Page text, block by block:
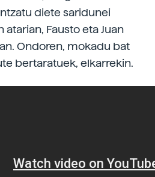
diete saridunei
atarian, Fausto eta Juan
Ondoren, mokadu bat
bertaratuek, elkarrekin.